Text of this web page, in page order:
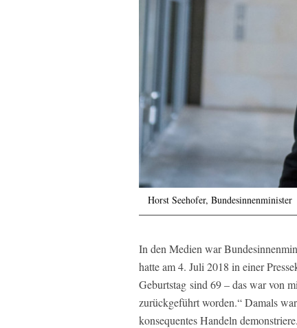
Horst Seehofer, Bundesinnenminister
In den Medien war
hatte am 4. Juli 2018 in einer
Geburtstag sind 69 – das war von
zurückgeführt worden.“ Damals
konsequentes Handeln